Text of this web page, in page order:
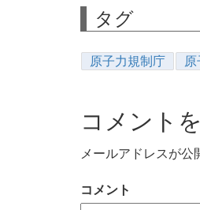
タグ
原子力規制庁
コメント
メールアドレスが公
コメント